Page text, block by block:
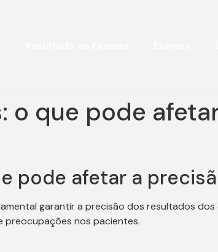
o que pode
pode afetar a
garantir a precisão dos resultados dos
preocupações nos pacientes.